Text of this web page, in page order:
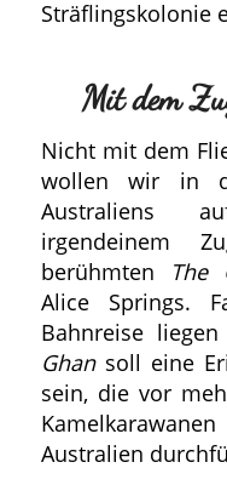
Sträflingskolonie
Mit dem
Nicht mit dem
wollen wir in
Australiens
irgendeinem
berühmten
The
Alice Springs.
Bahnreise
Ghansoll eine
sein, die vor
Australien